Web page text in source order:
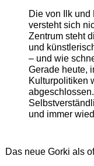
Die von Ilk und
versteht sich
Zentrum steht
und
– und wie
Gerade heute,
Kulturpolitiken
und immer
Das neue Gorki als